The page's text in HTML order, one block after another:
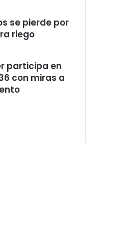
se pierde por
riego
participa en
con miras a